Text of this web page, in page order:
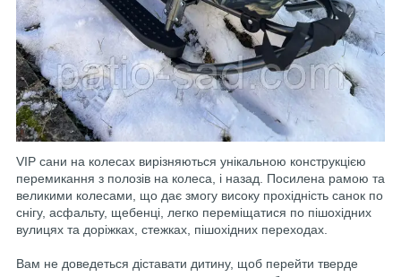
VIP сани на колесах вирізняються унікальною конструкцією
перемикання з полозів на колеса, і назад. Посилена рамою та
великими колесами, що дає змогу високу прохідність санок по
снігу, асфальту, щебенці, легко переміщатися по пішохідних
вулицях та доріжках, стежках, пішохідних переходах.
Вам не доведеться діставати дитину, щоб перейти тверде